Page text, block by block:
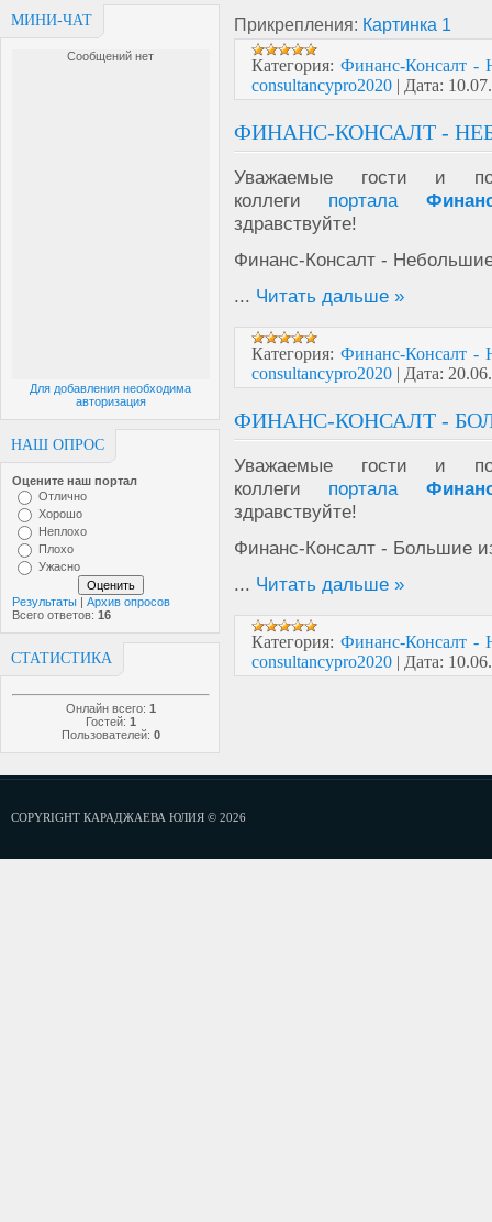
МИНИ-ЧАТ
Для добавления необходима
авторизация
НАШ ОПРОС
Оцените наш портал
Отлично
Хорошо
Неплохо
Плохо
Ужасно
Результаты | Архив опросов
Всего ответов: 16
СТАТИСТИКА
Онлайн всего: 1
Гостей: 1
Пользователей: 0
Прикрепления: Картинка 1
Категория: Финанс-Консалт -
consultancypro2020 | Дата:
ФИНАНС-КОНСАЛТ -
Уважаемые гости и
коллеги портала
здравствуйте!
Финанс-Консалт -
... Читать дальше »
Категория: Финанс-Консалт -
consultancypro2020 | Дата:
ФИНАНС-КОНСАЛТ -
Уважаемые гости и
коллеги портала
здравствуйте!
Финанс-Консалт - Большие
... Читать дальше »
Категория: Финанс-Консалт -
consultancypro2020 | Дата:
COPYRIGHT КАРАДЖАЕВА ЮЛИЯ © 2026